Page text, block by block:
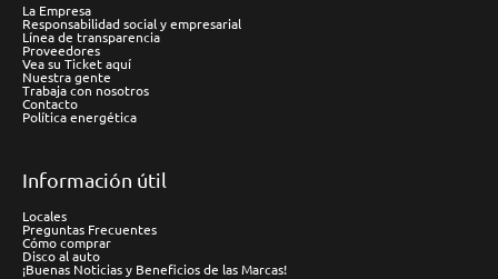
La Empresa
Responsabilidad social y empresarial
Línea de transparencia
Proveedores
Vea su Ticket aquí
Nuestra gente
Trabaja con nosotros
Contacto
Política energética
Información útil
Locales
Preguntas Frecuentes
Cómo comprar
Disco al auto
¡Buenas Noticias y Beneficios de las Marcas!